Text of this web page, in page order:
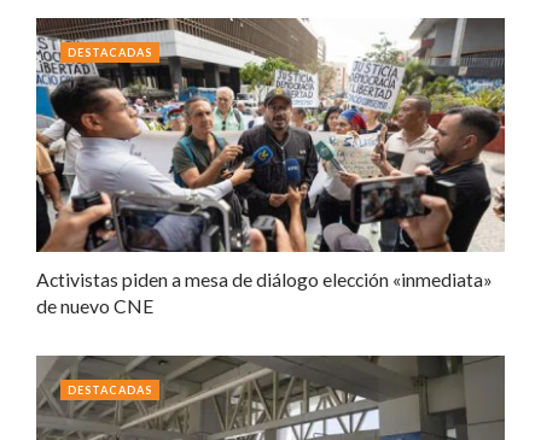
Activistas piden a mesa de diálogo elección «inmediata»
de nuevo CNE
DESTACADAS
DESTACADAS